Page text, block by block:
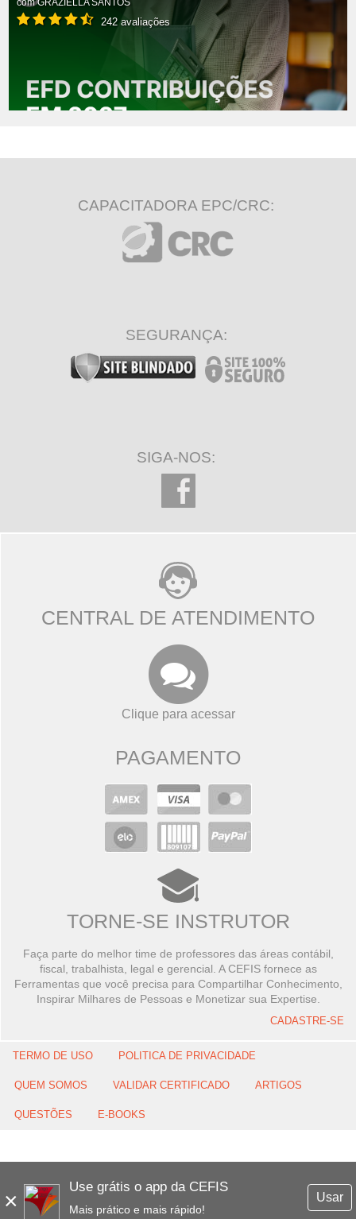
×
Use grátis o app da CEFIS
Mais prático e mais rápido!
Usar
comGRAZIELLA SANTOS
242 avaliações
CAPACITADORA EPC/CRC:
SEGURANÇA:
SIGA-NOS:
CENTRAL DE ATENDIMENTO
Clique para acessar
PAGAMENTO
TORNE-SE INSTRUTOR
Faça parte do melhor time de professores das áreas contábil,
fiscal, trabalhista, legal e gerencial. A CEFIS fornece as
Ferramentas que você precisa para Compartilhar Conhecimento,
Inspirar Milhares de Pessoas e Monetizar sua Expertise.
CADASTRE-SE
TERMO DE USO POLITICA DE PRIVACIDADE
QUEM SOMOS VALIDAR CERTIFICADO ARTIGOS
QUESTÕES E-BOOKS